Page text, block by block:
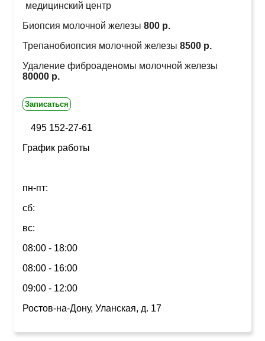
медицинский центр
Биопсия молочной железы 800 р.
Трепанобиопсия молочной железы 8500 р.
Удаление фиброаденомы молочной железы
80000 р.
Записаться
495 152-27-61
График работы
пн-пт:
сб:
вс:
08:00 - 18:00
08:00 - 16:00
09:00 - 12:00
Ростов-на-Дону, Уланская, д. 17